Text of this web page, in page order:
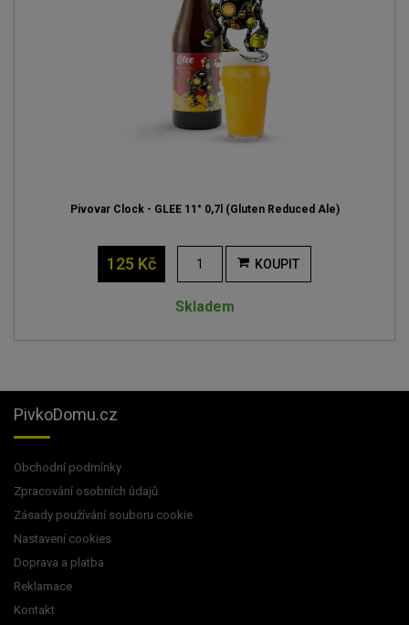
Pivovar Clock - GLEE 11° 0,7l (Gluten Reduced Ale)
125 Kč KOUPIT
Skladem
PivkoDomu.cz
Obchodní podmínky
Zpracování osobních údajů
Zásady používání souboru cookie
Nastavení cookies
Doprava a platba
Reklamace
Kontakt